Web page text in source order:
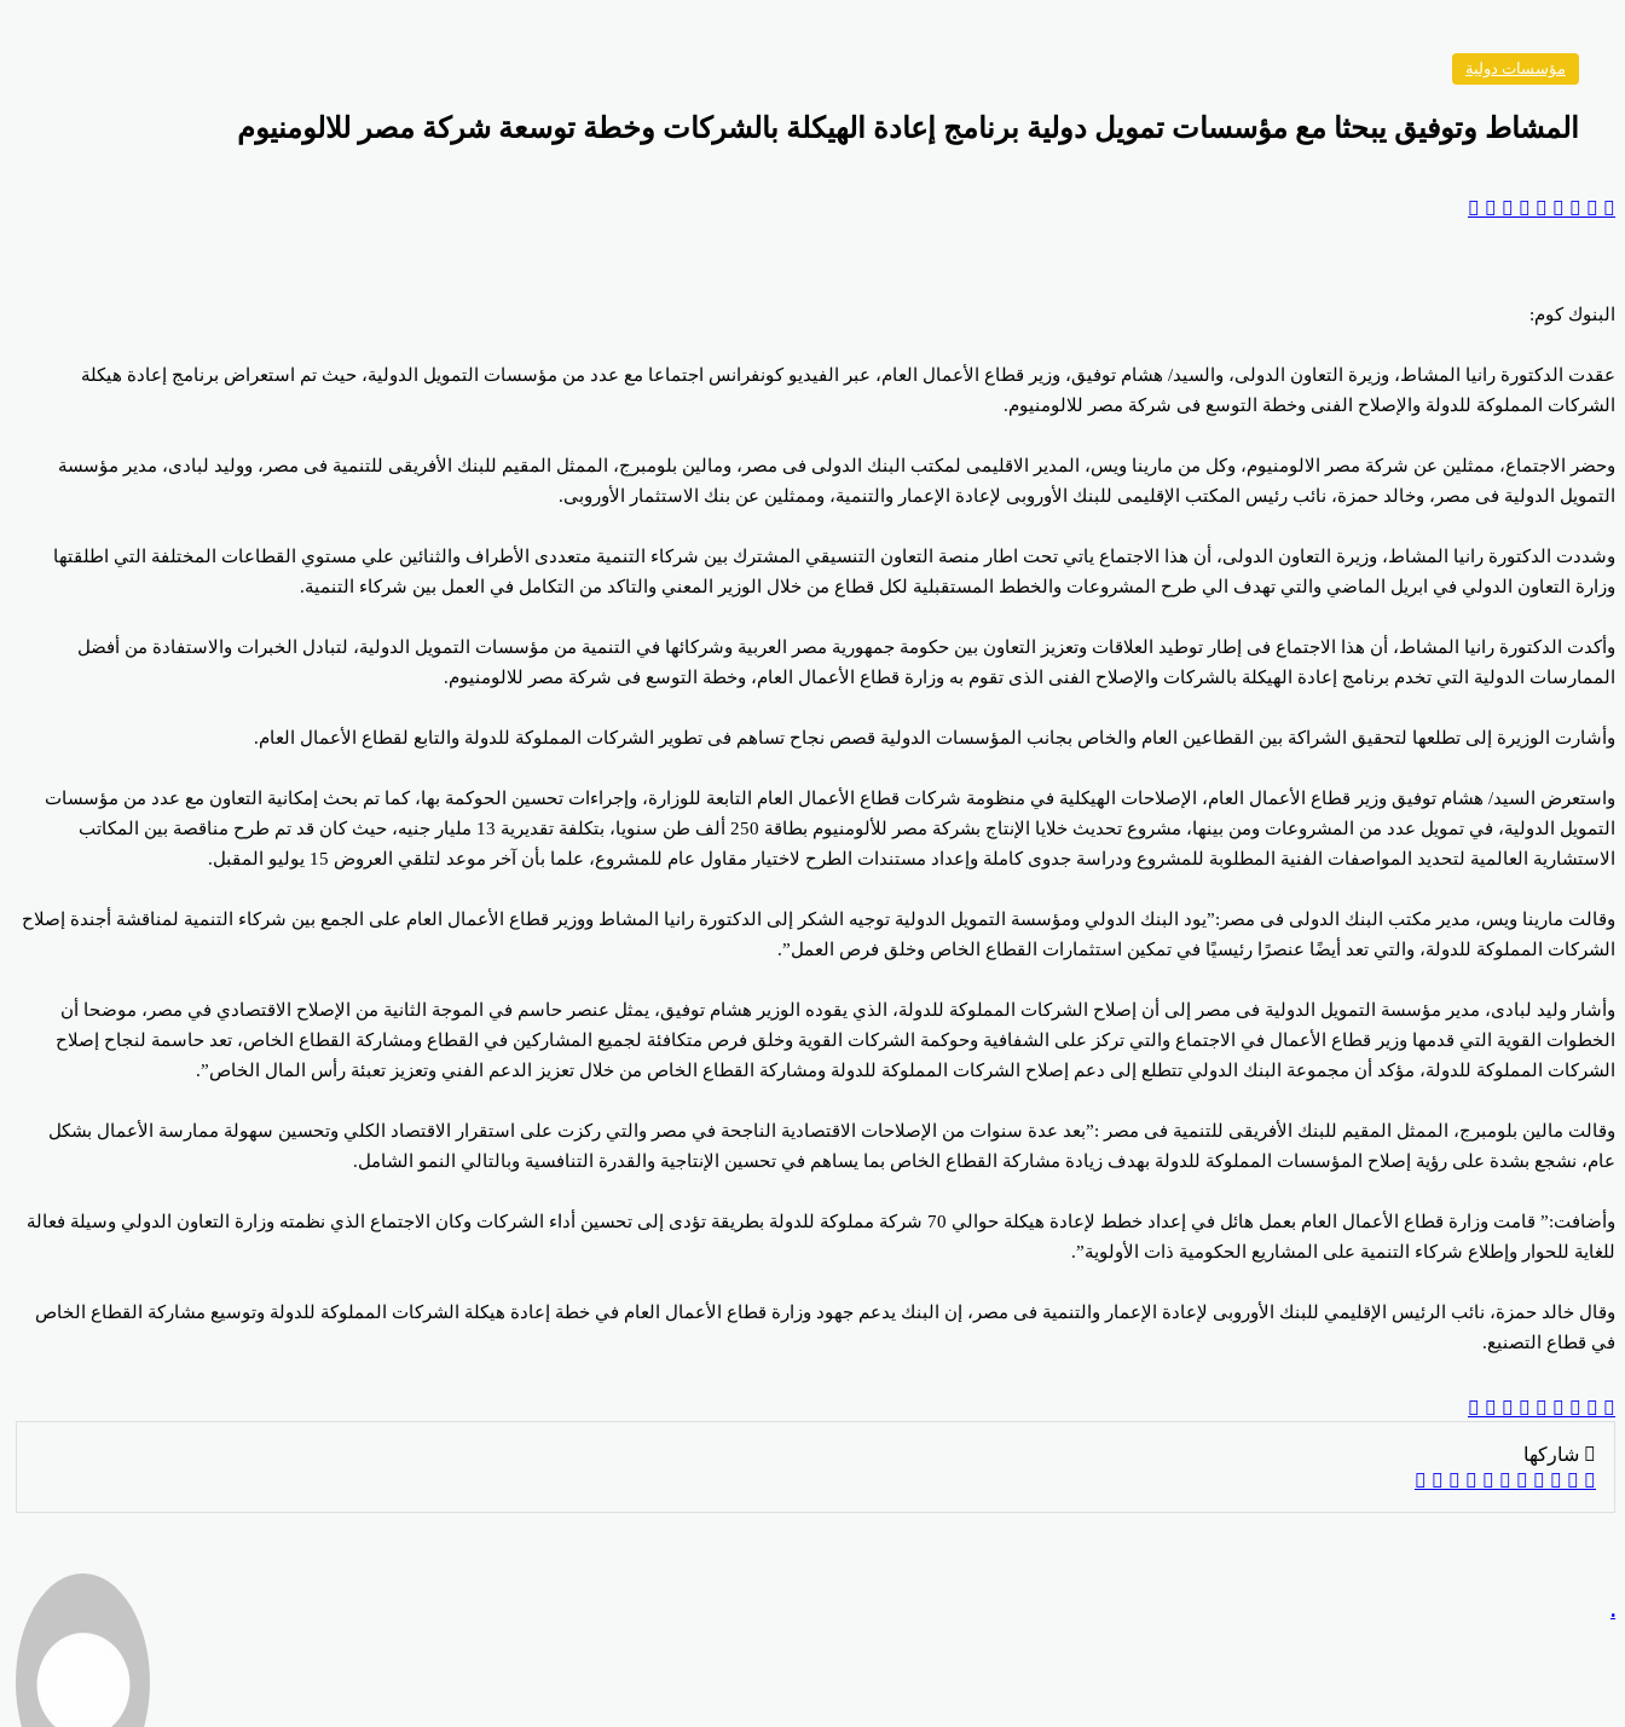
مؤسسات دولية
المشاط وتوفيق يبحثا مع مؤسسات تمويل دولية برنامج إعادة الهيكلة بالشركات وخطة توسعة شركة مصر للالومنيوم
فيسبوك ‫X
لينكدإن
بينتيريست
Odnoklassniki
البنوك كوم:
عقدت الدكتورة رانيا المشاط، وزيرة التعاون الدولى، والسيد/ هشام توفيق، وزير قطاع الأعمال العام، عبر الفيديو كونفرانس اجتماعا مع عدد من مؤسسات التمويل الدولية، حيث تم استعراض برنامج إعادة هيكلة
الشركات المملوكة للدولة والإصلاح الفنى وخطة التوسع فى شركة مصر للالومنيوم.
وحضر الاجتماع، ممثلين عن شركة مصر الالومنيوم، وكل من مارينا ويس، المدير الاقليمى لمكتب البنك الدولى فى مصر، ومالين بلومبرج، الممثل المقيم للبنك الأفريقى للتنمية فى مصر، ووليد لبادى، مدير مؤسسة
التمويل الدولية فى مصر، وخالد حمزة، نائب رئيس المكتب الإقليمى للبنك الأوروبى لإعادة الإعمار والتنمية، وممثلين عن بنك الاستثمار الأوروبى.
وشددت الدكتورة رانيا المشاط، وزيرة التعاون الدولى، أن هذا الاجتماع ياتي تحت اطار منصة التعاون التنسيقي المشترك بين شركاء التنمية متعددى الأطراف والثنائين علي مستوي القطاعات المختلفة التي اطلقتها
وزارة التعاون الدولي في ابريل الماضي والتي تهدف الي طرح المشروعات والخطط المستقبلية لكل قطاع من خلال الوزير المعني والتاكد من التكامل في العمل بين شركاء التنمية.
وأكدت الدكتورة رانيا المشاط، أن هذا الاجتماع فى إطار توطيد العلاقات وتعزيز التعاون بين حكومة جمهورية مصر العربية وشركائها في التنمية من مؤسسات التمويل الدولية، لتبادل الخبرات والاستفادة من أفضل
الممارسات الدولية التي تخدم برنامج إعادة الهيكلة بالشركات والإصلاح الفنى الذى تقوم به وزارة قطاع الأعمال العام، وخطة التوسع فى شركة مصر للالومنيوم.
وأشارت الوزيرة إلى تطلعها لتحقيق الشراكة بين القطاعين العام والخاص بجانب المؤسسات الدولية قصص نجاح تساهم فى تطوير الشركات المملوكة للدولة والتابع لقطاع الأعمال العام.
واستعرض السيد/ هشام توفيق وزير قطاع الأعمال العام، الإصلاحات الهيكلية في منظومة شركات قطاع الأعمال العام التابعة للوزارة، وإجراءات تحسين الحوكمة بها، كما تم بحث إمكانية التعاون مع عدد من مؤسسات
التمويل الدولية، في تمويل عدد من المشروعات ومن بينها، مشروع تحديث خلايا الإنتاج بشركة مصر للألومنيوم بطاقة 250 ألف طن سنويا، بتكلفة تقديرية 13 مليار جنيه، حيث كان قد تم طرح مناقصة بين المكاتب
الاستشارية العالمية لتحديد المواصفات الفنية المطلوبة للمشروع ودراسة جدوى كاملة وإعداد مستندات الطرح لاختيار مقاول عام للمشروع، علما بأن آخر موعد لتلقي العروض 15 يوليو المقبل.
وقالت مارينا ويس، مدير مكتب البنك الدولى فى مصر:”يود البنك الدولي ومؤسسة التمويل الدولية توجيه الشكر إلى الدكتورة رانيا المشاط ووزير قطاع الأعمال العام على الجمع بين شركاء التنمية لمناقشة أجندة إصلاح
الشركات المملوكة للدولة، والتي تعد أيضًا عنصرًا رئيسيًا في تمكين استثمارات القطاع الخاص وخلق فرص العمل”.
وأشار وليد لبادى، مدير مؤسسة التمويل الدولية فى مصر إلى أن إصلاح الشركات المملوكة للدولة، الذي يقوده الوزير هشام توفيق، يمثل عنصر حاسم في الموجة الثانية من الإصلاح الاقتصادي في مصر، موضحا أن
الخطوات القوية التي قدمها وزير قطاع الأعمال في الاجتماع والتي تركز على الشفافية وحوكمة الشركات القوية وخلق فرص متكافئة لجميع المشاركين في القطاع ومشاركة القطاع الخاص، تعد حاسمة لنجاح إصلاح
الشركات المملوكة للدولة، مؤكد أن مجموعة البنك الدولي تتطلع إلى دعم إصلاح الشركات المملوكة للدولة ومشاركة القطاع الخاص من خلال تعزيز الدعم الفني وتعزيز تعبئة رأس المال الخاص”.
وقالت مالين بلومبرج، الممثل المقيم للبنك الأفريقى للتنمية فى مصر :”بعد عدة سنوات من الإصلاحات الاقتصادية الناجحة في مصر والتي ركزت على استقرار الاقتصاد الكلي وتحسين سهولة ممارسة الأعمال بشكل
عام، نشجع بشدة على رؤية إصلاح المؤسسات المملوكة للدولة بهدف زيادة مشاركة القطاع الخاص بما يساهم في تحسين الإنتاجية والقدرة التنافسية وبالتالي النمو الشامل.
وأضافت:” قامت وزارة قطاع الأعمال العام بعمل هائل في إعداد خطط لإعادة هيكلة حوالي 70 شركة مملوكة للدولة بطريقة تؤدى إلى تحسين أداء الشركات وكان الاجتماع الذي نظمته وزارة التعاون الدولي وسيلة فعالة
للغاية للحوار وإطلاع شركاء التنمية على المشاريع الحكومية ذات الأولوية”.
وقال خالد حمزة، نائب الرئيس الإقليمي للبنك الأوروبى لإعادة الإعمار والتنمية فى مصر، إن البنك يدعم جهود وزارة قطاع الأعمال العام في خطة إعادة هيكلة الشركات المملوكة للدولة وتوسيع مشاركة القطاع الخاص
في قطاع التصنيع.
فيسبوك ‫X
لينكدإن
بينتيريست
Odnoklassniki
شاركها
فيسبوك ‫X
لينكدإن
بينتيريست
Odnoklassniki
‫Pocket
مشاركة
.